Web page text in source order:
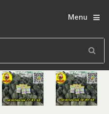
Menu